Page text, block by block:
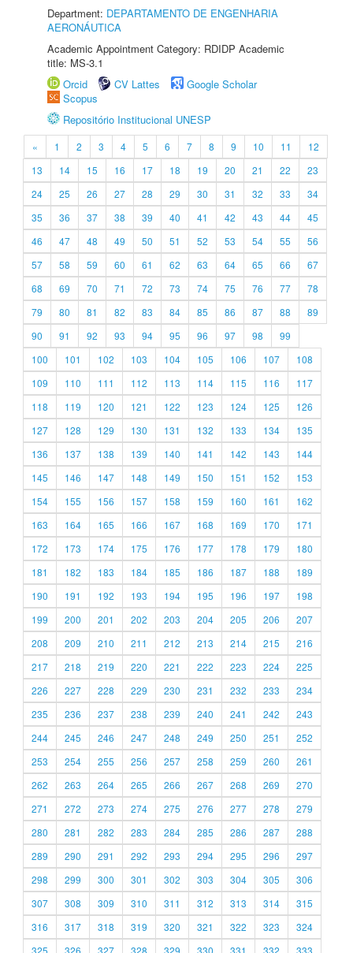
Department: DEPARTAMENTO DE ENGENHARIA
AERONÁUTICA
Academic Appointment Category: RDIDP Academic
title: MS-3.1
Orcid
CV Lattes
Google Scholar
Scopus
Repositório Institucional UNESP
« 1 2 3 4 5 6 7 8 9 10 11
12
13
14 15 16 17 18 19 20 21 22
23
24
25 26 27 28 29 30 31 32 33
34
35
36 37 38 39 40 41 42 43 44
45
46
47 48 49 50 51 52 53 54 55
56
57
58 59 60 61 62 63 64 65 66
67
68
69 70 71 72 73 74 75 76 77
78
79
80 81 82 83 84 85 86 87 88
89
90
91 92 93 94 95 96 97 98
99
100
101 102 103 104 105 106 107
108
109
110 111 112 113 114 115 116
117
118
119 120 121 122 123 124 125
126
127
128 129 130 131 132 133 134
135
136
137 138 139 140 141 142 143
144
145
146 147 148 149 150 151 152
153
154
155 156 157 158 159 160 161
162
163
164 165 166 167 168 169 170
171
172
173 174 175 176 177 178 179
180
181
182 183 184 185 186 187 188
189
190
191 192 193 194 195 196 197
198
199
200 201 202 203 204 205 206
207
208
209 210 211 212 213 214 215
216
217
218 219 220 221 222 223 224
225
226
227 228 229 230 231 232 233
234
235
236 237 238 239 240 241 242
243
244
245 246 247 248 249 250 251
252
253
254 255 256 257 258 259 260
261
262
263 264 265 266 267 268 269
270
271
272 273 274 275 276 277 278
279
280
281 282 283 284 285 286 287
288
289
290 291 292 293 294 295 296
297
298
299 300 301 302 303 304 305
306
307
308 309 310 311 312 313 314
315
316
317 318 319 320 321 322 323
324
325
326 327 328 329 330 331 332 333